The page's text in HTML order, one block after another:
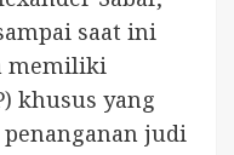
saat ini
memiliki
khusus yang
judi